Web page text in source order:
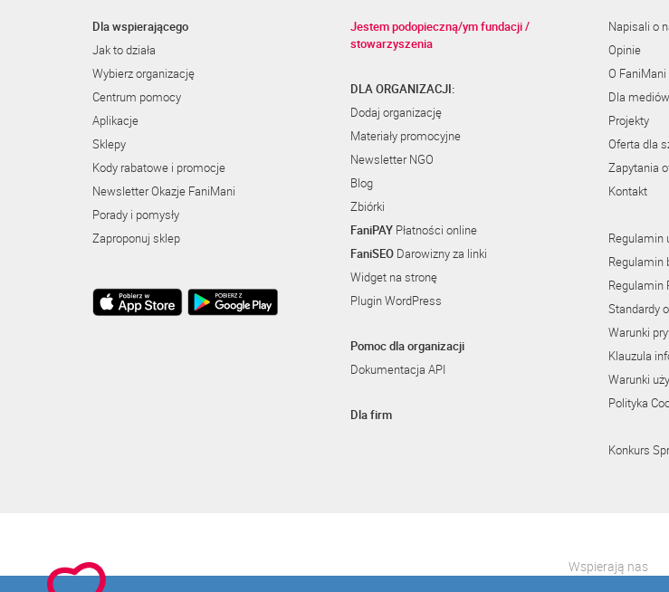
Dla wspierającego
Jak to działa
Wybierz organizację
Centrum pomocy
Aplikacje
Sklepy
Kody rabatowe i promocje
Newsletter Okazje FaniMani
Porady i pomysły
Zaproponuj sklep
Jestem podopieczną/ym fundacji /
stowarzyszenia
DLA ORGANIZACJI:
Dodaj organizację
Materiały promocyjne
Newsletter NGO
Blog
Zbiórki
FaniPAY Płatności online
FaniSEO Darowizny za linki
Widget na stronę
Plugin WordPress
Pomoc dla organizacji
Dokumentacja API
Dla firm
Napisali o
Opinie
O FaniMani
Dla mediów
Projekty
Oferta dla
Zapytania
Kontakt
Regulamin
Regulamin
Regulamin
Standardy
Warunki
Klauzula
Warunki
Polityka
Konkurs
Wspierają nas